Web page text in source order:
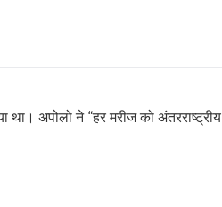
अपोलो ने “हर मरीज को अंतरराष्ट्रीय